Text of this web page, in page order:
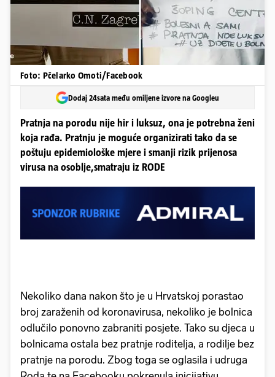
Foto: Pčelarko Omoti/Facebook
Dodaj 24sata među omiljene izvore na Googleu
Pratnja na porodu nije hir i luksuz, ona je potrebna ženi
koja rađa. Pratnju je moguće organizirati tako da se
poštuju epidemiološke mjere i smanji rizik prijenosa
virusa na osoblje,smatraju iz RODE
Nekoliko dana nakon što je u Hrvatskoj porastao
broj zaraženih od koronavirusa, nekoliko je bolnica
odlučilo ponovno zabraniti posjete. Tako su djeca u
bolnicama ostala bez pratnje roditelja, a rodilje bez
pratnje na porodu. Zbog toga se oglasila i udruga